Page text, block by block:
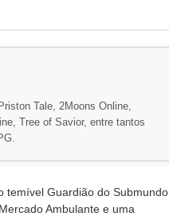
Tale, 2Moons Online,
Tree of Savior, entre tantos
o temível Guardião do Submundo.
Ambulante e uma